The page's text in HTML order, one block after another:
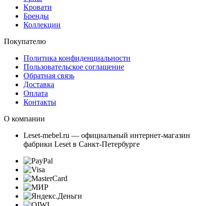
Кровати
Бренды
Коллекции
Покупателю
Политика конфиденциальности
Пользовательское соглашение
Обратная связь
Доставка
Оплата
Контакты
О компании
Leset-mebel.ru — официальный интернет-магазин
фабрики Leset в Санкт-Петербурге